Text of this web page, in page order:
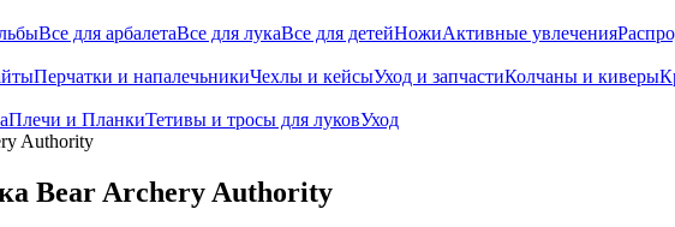
Все для арбалетаВсе для лукаВсе для детейНожиАктивные увлечения
Перчатки и напалечьникиЧехлы и кейсыУход и запчастиКолчаны и киверы
Плечи и ПланкиТетивы и тросы для луковУход
Authority
Bear Archery Authority